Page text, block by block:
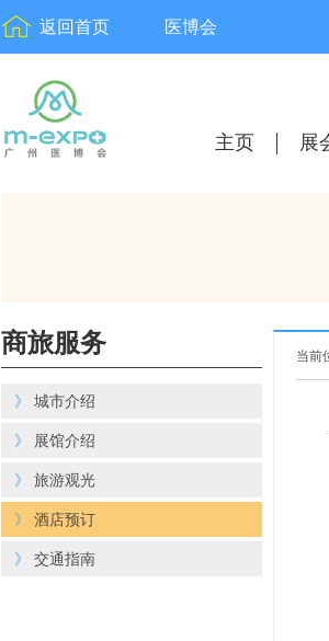
返回首页 医博会
主页 展
商旅服务
》 城市介绍
》 展馆介绍
》 旅游观光
》 酒店预订
》 交通指南
当前